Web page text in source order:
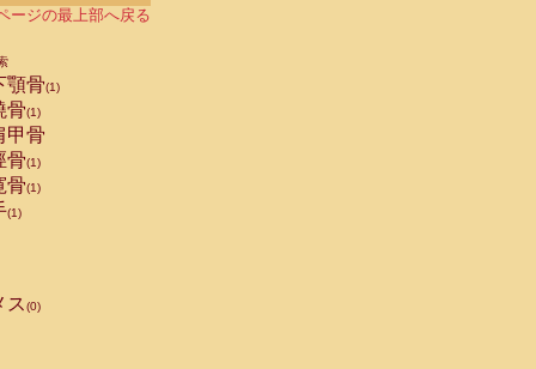
ージの最上部へ戻る
顎骨(1)
骨(1)
甲骨
骨(1)
骨(1)
(1)
ス(0)